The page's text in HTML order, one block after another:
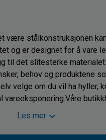
være stålkonstruksjonen
og er designet for å vare
til det slitesterke
behov og produktene
velge om du vil ha hyller,
profesjonelt og
Les mer